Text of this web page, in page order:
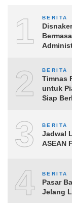
1 BERITA
2 BERITA
Timnas
untuk
Siap
3 BERITA
Jadwal
ASEAN
4 BERITA
Pasar
Jelang